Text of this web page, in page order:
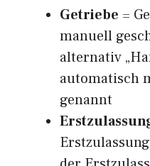
Getriebe =
manuell
alternativ
automatisch
genannt